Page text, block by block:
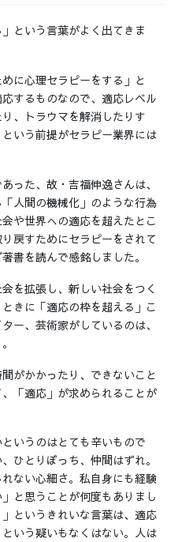
という言葉がよく出てきま
に心理セラピーをする」と
するものなので、適応レベル
、トラウマを解消したりす
いう前提がセラピー業界には
った、故・吉福伸逸さんは、
人間の機械化」のような行為
や世界への適応を超えたとこ
戻すためにセラピーをされて
書を読んで感銘しました。
を拡張し、新しい社会をつく
きに「適応の枠を超える」こ
ー、芸術家がしているのは、
がかかったり、できないこと
「適応」が求められることが
いうのはとても辛いもので
ひとりぼっち、仲間はずれ。
ない心細さ。私自身にも経験
と思うことが何度もありまし
というきれいな言葉は、適応
いう疑いもなくはない。人は